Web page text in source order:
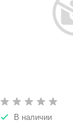
В наличии